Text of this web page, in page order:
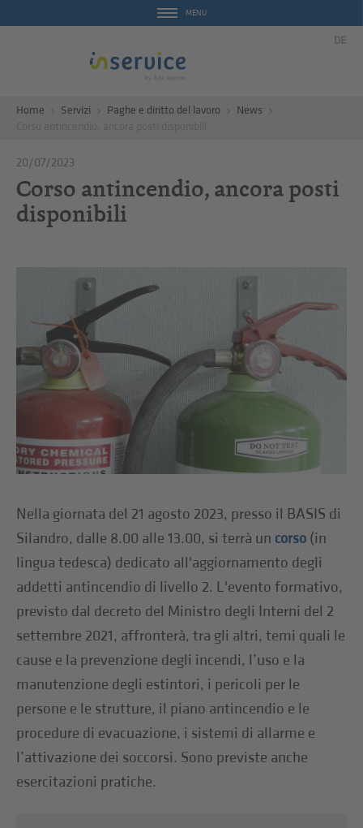
MENU
DE
Home Servizi Paghe e diritto del lavoro
News
20/07/2023
Corso antincendio, ancora posti
disponibili
Nella giornata del 21 agosto 2023, presso il BASIS di
Silandro, dalle 8.00 alle 13.00, si terrà un corso (in
lingua tedesca) dedicato all'aggiornamento degli
addetti antincendio di livello 2. L'evento formativo,
previsto dal decreto del Ministro degli Interni del 2
settembre 2021, affronterà, tra gli altri, temi quali le
cause e la prevenzione degli incendi, l’uso e la
manutenzione degli estintori, i pericoli per le
persone e le strutture, il piano antincendio e le
procedure di evacuazione, i sistemi di allarme e
l’attivazione dei soccorsi. Sono previste anche
esercitazioni pratiche.